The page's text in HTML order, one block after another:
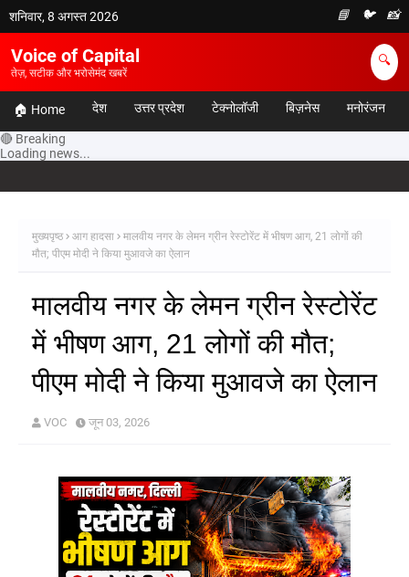
शनिवार, 8 अगस्त 2026 📘 🐦 📸
Voice of Capital
तेज़, सटीक और भरोसेमंद खबरें
🔍
🏠 Home देश उत्तर प्रदेश टेक्नोलॉजी बिज़नेस मनोरंजन
🔴 Breaking
Loading news...
मुख्यपृष्ठ आग हादसा
मालवीय नगर के लेमन ग्रीन रेस्टोरेंट में भीषण आग, 21 लोगों की
मौत; पीएम मोदी ने किया मुआवजे का ऐलान
मालवीय नगर के लेमन ग्रीन रेस्टोरेंट
में भीषण आग, 21 लोगों की मौत;
पीएम मोदी ने किया मुआवजे का ऐलान
VOC जून 03, 2026